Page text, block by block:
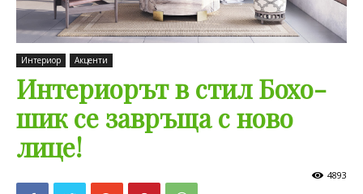
Интериор Акценти
Интериорът в стил Бохо-
шик се завръща с ново
лице!
4893